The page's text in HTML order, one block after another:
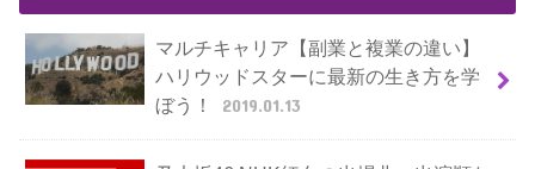
マルチキャリア【副業と複業の違い】
ハリウッドスターに最新の生き方を学
ぼう！
2019.01.13